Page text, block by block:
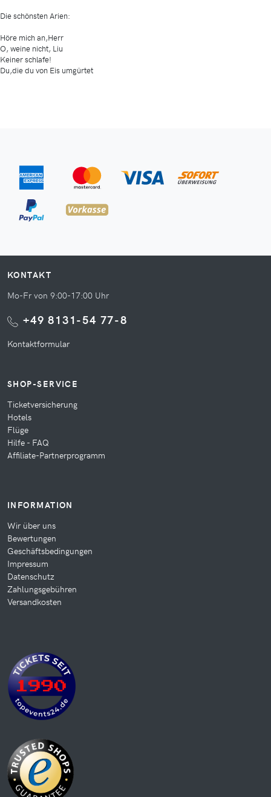
Die schönsten Arien:
Höre mich an,Herr
O, weine nicht, Liu
Keiner schlafe!
Du,die du von Eis umgürtet
KONTAKT
Mo-Fr von 9:00-17:00 Uhr
+49 8131-54 77-8
Kontaktformular
SHOP-SERVICE
Ticketversicherung
Hotels
Flüge
Hilfe - FAQ
Affiliate-Partnerprogramm
INFORMATION
Wir über uns
Bewertungen
Geschäftsbedingungen
Impressum
Datenschutz
Zahlungsgebühren
Versandkosten